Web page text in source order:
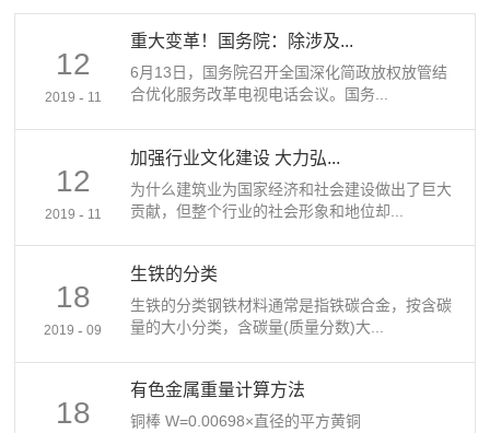
12
2019 - 11
重大变革！国务院：除涉及...
6月13日，国务院召开全国深化简政放权放管结
合优化服务改革电视电话会议。国务...
12
2019 - 11
加强行业文化建设 大力弘...
为什么建筑业为国家经济和社会建设做出了巨大
贡献，但整个行业的社会形象和地位却...
18
2019 - 09
生铁的分类
生铁的分类钢铁材料通常是指铁碳合金，按含碳
量的大小分类，含碳量(质量分数)大...
18
有色金属重量计算方法
铜棒 W=0.00698×直径的平方黄铜